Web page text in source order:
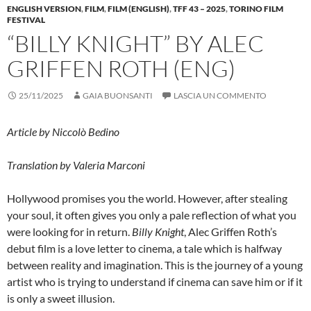
ENGLISH VERSION,FILM,FILM (ENGLISH),TFF 43 – 2025,TORINO FILM
FESTIVAL
“BILLY KNIGHT” BY ALEC
GRIFFEN ROTH (ENG)
25/11/2025 GAIA BUONSANTI LASCIA UN COMMENTO
Article by Niccolò Bedino
Translation by Valeria Marconi
Hollywood promises you the world. However, after stealing
your soul, it often gives you only a pale reflection of what you
were looking for in return. Billy Knight, Alec Griffen Roth’s
debut film is a love letter to cinema, a tale which is halfway
between reality and imagination. This is the journey of a young
artist who is trying to understand if cinema can save him or if it
is only a sweet illusion.